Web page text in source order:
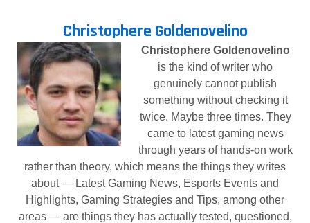
Christophere Goldenovelino
Christophere Goldenovelino
is the kind of writer who
genuinely cannot publish
something without checking it
twice. Maybe three times. They
came to latest gaming news
through years of hands-on work
rather than theory, which means the things they writes
about — Latest Gaming News, Esports Events and
Highlights, Gaming Strategies and Tips, among other
areas — are things they has actually tested, questioned,